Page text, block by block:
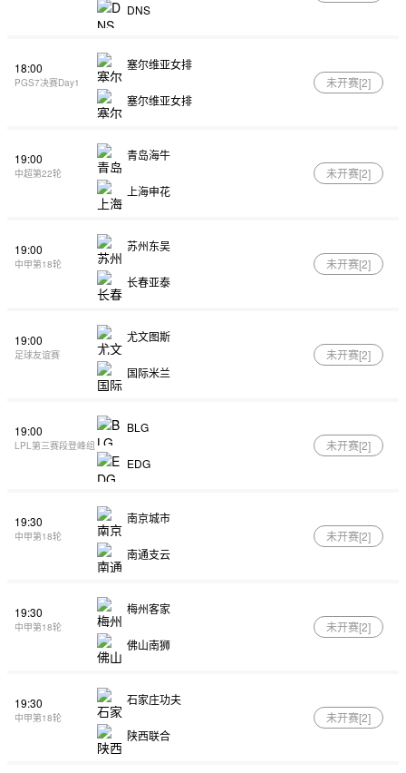
DNS
18:00
PGS7决赛Day1
塞尔维亚女排
塞尔维亚女排
未开赛[2]
19:00
中超第22轮
青岛海牛
上海申花
未开赛[2]
19:00
中甲第18轮
苏州东吴
长春亚泰
未开赛[2]
19:00
足球友谊赛
尤文图斯
国际米兰
未开赛[2]
19:00
LPL第三赛段登峰组
BLG
EDG
未开赛[2]
19:30
中甲第18轮
南京城市
南通支云
未开赛[2]
19:30
中甲第18轮
梅州客家
佛山南狮
未开赛[2]
19:30
中甲第18轮
石家庄功夫
陕西联合
未开赛[2]